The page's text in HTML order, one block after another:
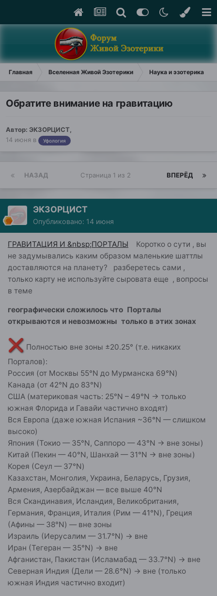
Главная Вселенная Живой Эзотерики Наука и эзотерика
Обратите внимание на гравитацию
Автор: ЭКЗОРЦИСТ,
14 июня в Уфология
НАЗАД ВПЕРЁД
Страница 1 из 2
ЭКЗОРЦИСТ
Опубликовано: 14 июня
ГРАВИТАЦИЯ И &nbsp;ПОРТАЛЫ Коротко о сути , вы
не задумывались каким образом маленькие шаттлы
доставляются на планету? разберетесь сами ,
только карту не используйте сыровата еще , вопросы
в теме
географически сложилось что Порталы
открываются и невозможны только в этих зонах
❌ Полностью вне зоны ±20.25° (т.е. никаких
Порталов):
Россия (от Москвы 55°N до Мурманска 69°N)
Канада (от 42°N до 83°N)
США (материковая часть: 25°N – 49°N → только
южная Флорида и Гавайи частично входят)
Вся Европа (даже южная Испания ~36°N — слишком
высоко)
Япония (Токио — 35°N, Саппоро — 43°N → вне зоны)
Китай (Пекин — 40°N, Шанхай — 31°N → вне зоны)
Корея (Сеул — 37°N)
Казахстан, Монголия, Украина, Беларусь, Грузия,
Армения, Азербайджан — все выше 40°N
Вся Скандинавия, Исландия, Великобритания,
Германия, Франция, Италия (Рим — 41°N), Греция
(Афины — 38°N) — вне зоны
Израиль (Иерусалим — 31.7°N) → вне
Иран (Тегеран — 35°N) → вне
Афганистан, Пакистан (Исламабад — 33.7°N) → вне
Северная Индия (Дели — 28.6°N) → вне (только
южная Индия частично входит)